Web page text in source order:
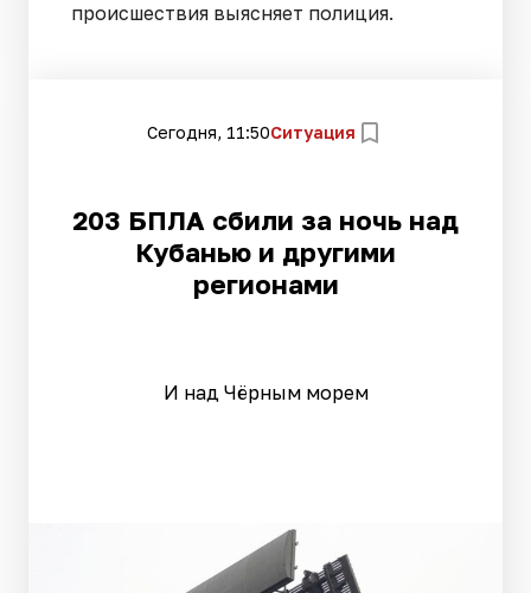
происшествия выясняет полиция.
Сегодня, 11:50Ситуация
203 БПЛА сбили за ночь над
Кубанью и другими
регионами
И над Чёрным морем